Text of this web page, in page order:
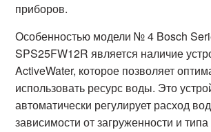
приборов.
Особенностью модели № 4 Bosch
SPS25FW12R является наличие
ActiveWater, которое позволяет
использовать ресурс воды. Это
автоматически регулирует расход
зависимости от загруженности и